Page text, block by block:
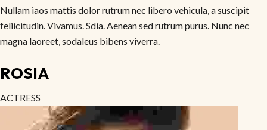
Nullam iaos mattis dolor rutrum nec libero vehicula, a suscipit
feliicitudin. Vivamus. Sdia. Aenean sed rutrum purus. Nunc nec
magna laoreet, sodaleus bibens viverra.
ROSIA
ACTRESS